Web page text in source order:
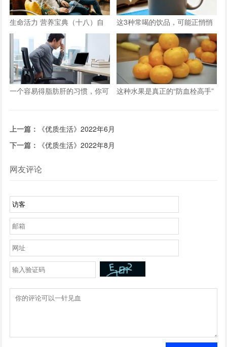
生命活力 营养宝典（十八）自
信应对男性更年期
这3种常喝的饮品，可能正悄悄
减少你的骨量
一个容易得脂肪肝的习惯，你可
这种水果是真正的“防血栓高手”
上一篇：
《优质生活》2022年6月
下一篇：
《优质生活》2022年8月
网友评论